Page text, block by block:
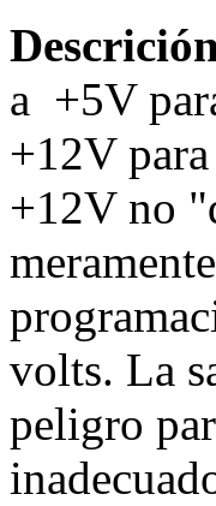
a +5V
+12V
+12V no
volts. La
peligro